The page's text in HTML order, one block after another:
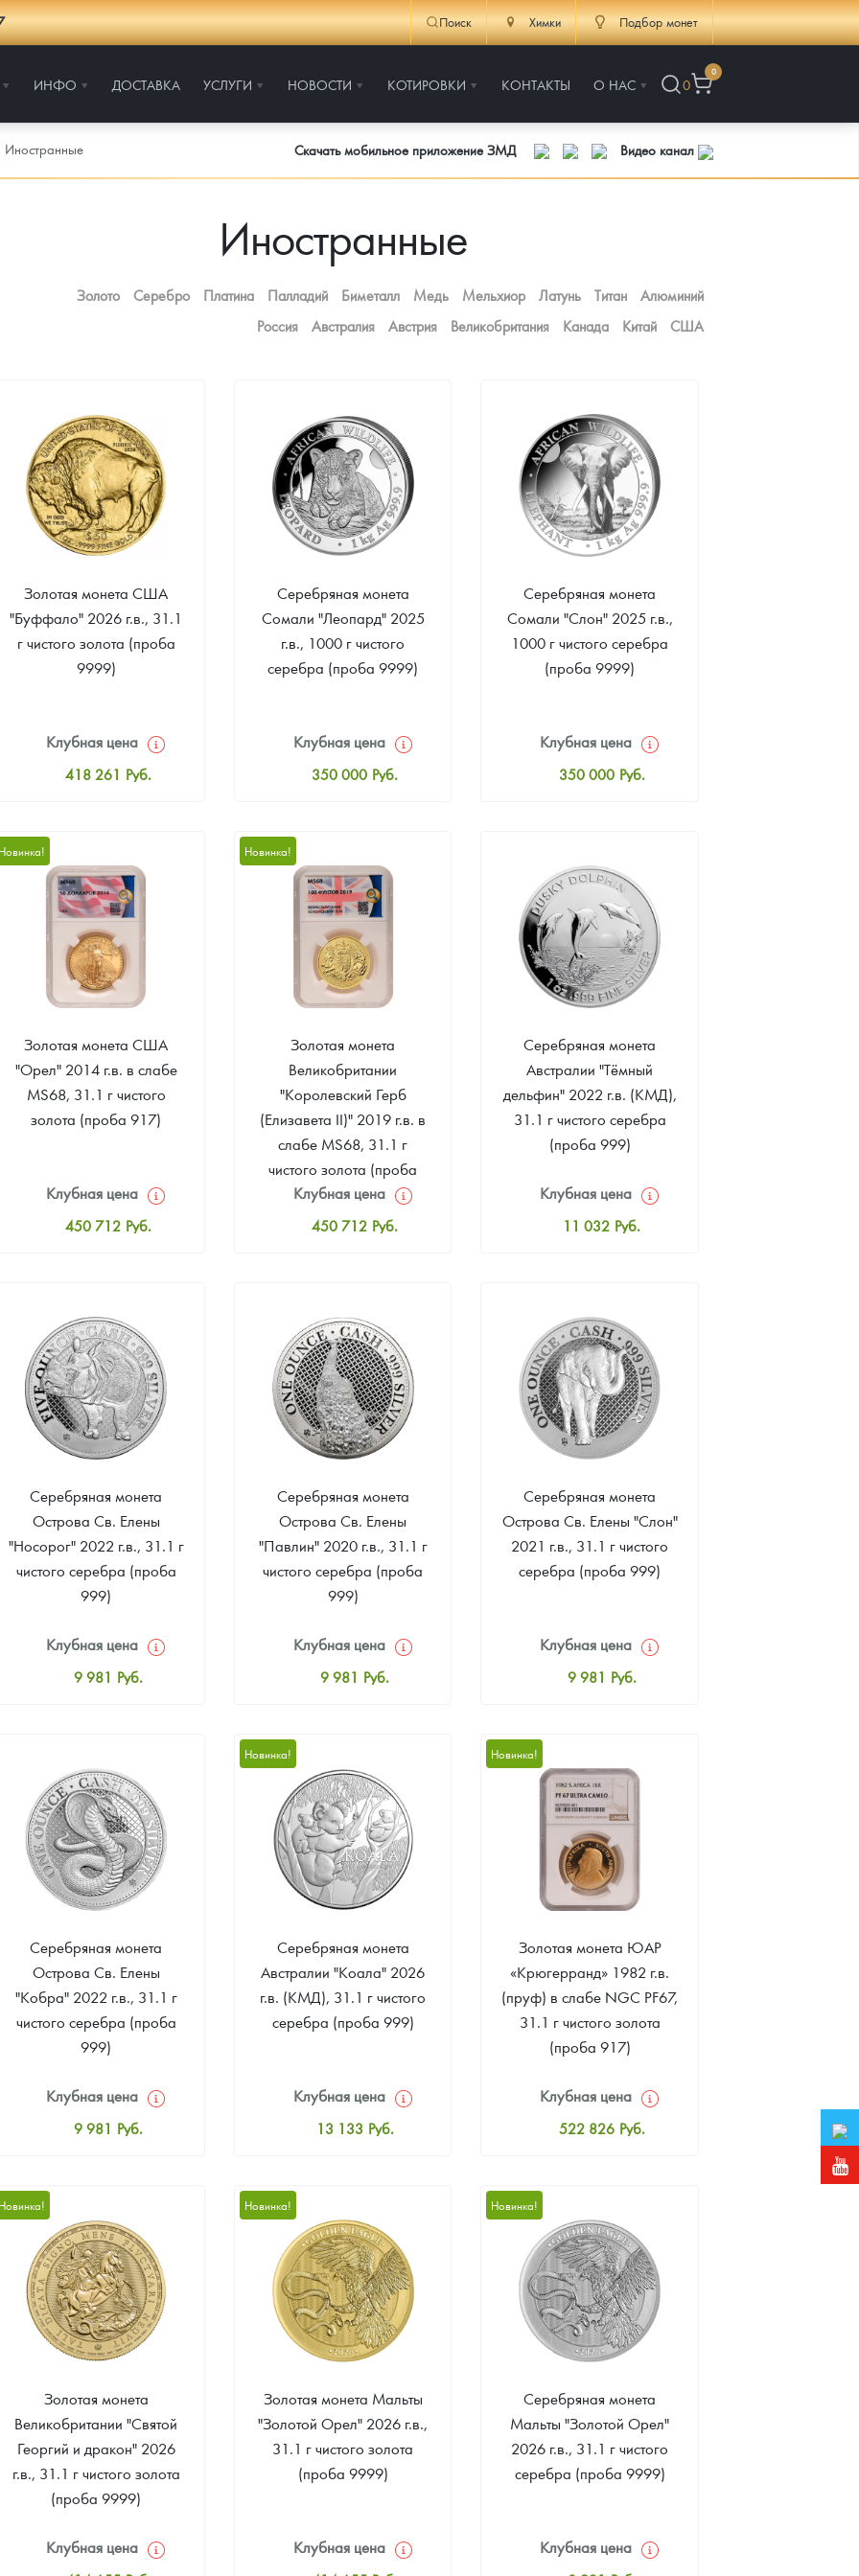
Поиск Химки Подбор монет
ИНФО ДОСТАВКА УСЛУГИ НОВОСТИ КОТИРОВКИ КОНТАКТЫ О НАС 0
0
платины на 2026 год
Иностранные Скачать мобильное приложение ЗМД Видео канал
Иностранные
Золото Серебро Платина Палладий Биметалл Медь Мельхиор Латунь Титан
Алюминий
Россия
Австралия Австрия Великобритания Канада Китай США
Золотая монета США
"Буффало" 2026 г.в., 31.1
г чистого золота (проба
9999)
Клубная цена
418 261 Руб.
Звоните
Серебряная монета
Сомали "Леопард" 2025
г.в., 1000 г чистого
серебра (проба 9999)
Клубная цена
350 000 Руб.
Звоните
Серебряная монета
Сомали "Слон" 2025 г.в.,
1000 г чистого серебра
(проба 9999)
Клубная цена
350 000 Руб.
Звоните
Новинка!
Золотая монета США
"Орел" 2014 г.в. в слабе
MS68, 31.1 г чистого
золота (проба 917)
Клубная цена
450 712 Руб.
Звоните
Новинка!
Золотая монета
Великобритании
"Королевский Герб
(Елизавета II)" 2019 г.в. в
слабе MS68, 31.1 г
чистого золота (проба
9999)
Клубная цена
450 712 Руб.
Звоните
Серебряная монета
Австралии "Тёмный
дельфин" 2022 г.в. (КМД),
31.1 г чистого серебра
(проба 999)
Клубная цена
11 032 Руб.
Звоните
Серебряная монета
Острова Св. Елены
"Носорог" 2022 г.в., 31.1 г
чистого серебра (проба
999)
Клубная цена
9 981 Руб.
Звоните
Серебряная монета
Острова Св. Елены
"Павлин" 2020 г.в., 31.1 г
чистого серебра (проба
999)
Клубная цена
9 981 Руб.
Звоните
Серебряная монета
Острова Св. Елены "Слон"
2021 г.в., 31.1 г чистого
серебра (проба 999)
Клубная цена
9 981 Руб.
Звоните
Серебряная монета
Острова Св. Елены
"Кобра" 2022 г.в., 31.1 г
чистого серебра (проба
999)
Клубная цена
9 981 Руб.
Звоните
Новинка!
Серебряная монета
Австралии "Коала" 2026
г.в. (КМД), 31.1 г чистого
серебра (проба 999)
Клубная цена
13 133 Руб.
Звоните
Новинка!
Золотая монета ЮАР
«Крюгерранд» 1982 г.в.
(пруф) в слабе NGC PF67,
31.1 г чистого золота
(проба 917)
Клубная цена
522 826 Руб.
Звоните
Новинка!
Золотая монета
Великобритании "Святой
Георгий и дракон" 2026
г.в., 31.1 г чистого золота
(проба 9999)
Клубная цена
Новинка!
Золотая монета Мальты
"Золотой Орел" 2026 г.в.,
31.1 г чистого золота
(проба 9999)
Клубная цена
Новинка!
Серебряная монета
Мальты "Золотой Орел"
2026 г.в., 31.1 г чистого
серебра (проба 9999)
Клубная цена